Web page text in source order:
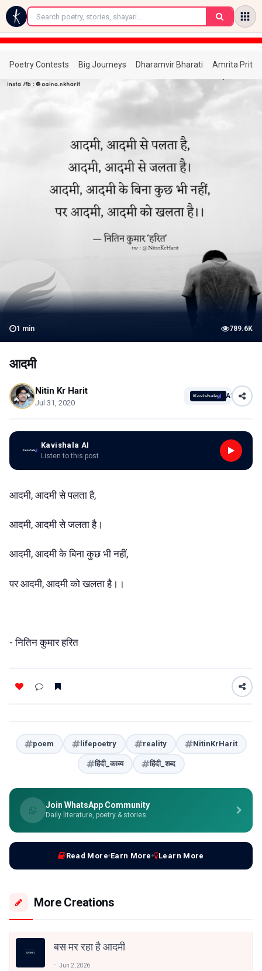
←
Poetry Contests Big Journeys Dharamvir Bharati Amrita
1 min 789.6K
आदमी
Nitin Kr Harit
Jul 31, 2020
AI
Kavishala AI
Listen to this post
आदमी, आदमी से पलता है,
आदमी, आदमी से जलता है।
आदमी, आदमी के बिना कुछ भी नहीं,
पर आदमी, आदमी को खलता है।।
- नितिन कुमार हरित
poem lifepoetry reality NitinKrHarit
हिंदी_काव्य हिंदी_शब्द
Join WhatsApp Community
Daily literature, poetry & stories
Read More Earn More Learn More
More Creations
बस मर रहा है आदमी
Jun 2, 2026